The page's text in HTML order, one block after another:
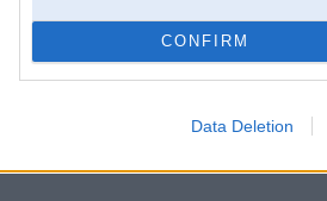
CONFIRM
Data Deletion